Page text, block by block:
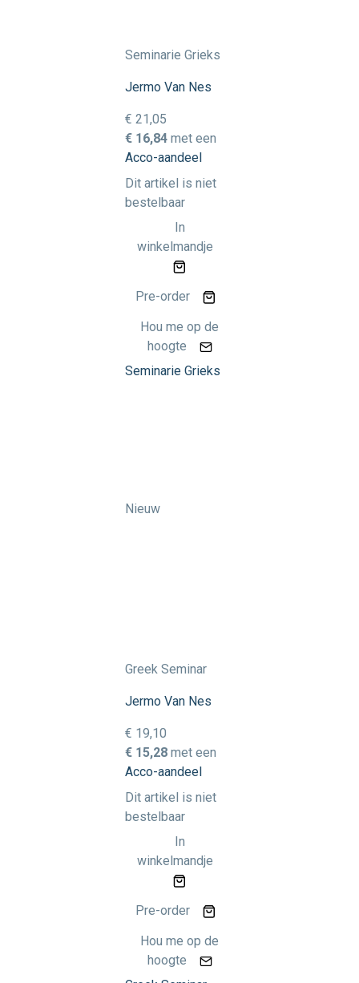
Seminarie Grieks
Jermo Van Nes
€ 21,05
€ 16,84 met een
Acco-aandeel
Dit artikel is niet
bestelbaar
In
winkelmandje
Pre-order
Hou me op de
hoogte
Seminarie Grieks
Nieuw
Greek Seminar
Jermo Van Nes
€ 19,10
€ 15,28 met een
Acco-aandeel
Dit artikel is niet
bestelbaar
In
winkelmandje
Pre-order
Hou me op de
hoogte